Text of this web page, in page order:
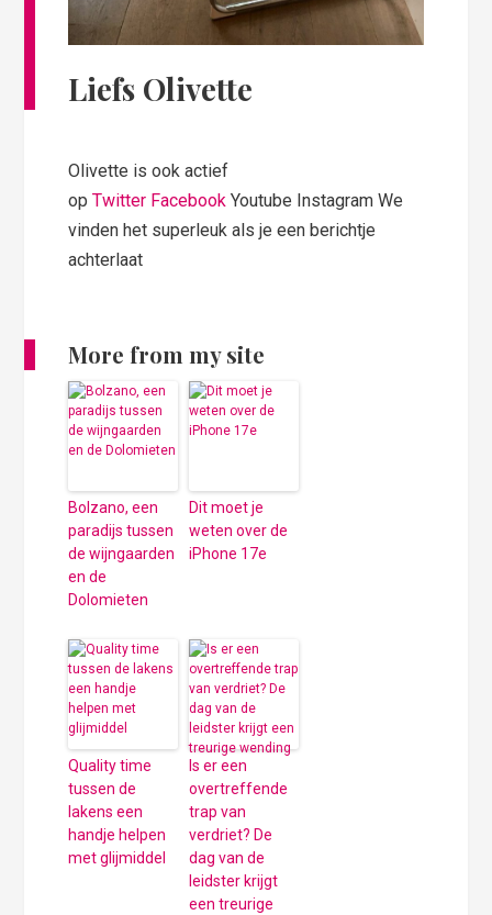
Liefs Olivette
Olivette is ook actief
opTwitter Facebook Youtube Instagram We
vinden het superleuk als je een berichtje
achterlaat
More from my site
Bolzano, een
paradijs tussen
de wijngaarden
en de
Dolomieten
Dit moet je
weten over de
iPhone 17e
Quality time
tussen de
lakens een
handje helpen
met glijmiddel
Is er een
overtreffende
trap van
verdriet? De
dag van de
leidster krijgt
een treurige